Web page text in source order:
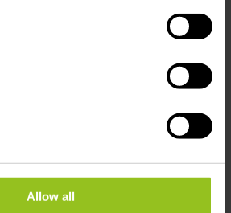
Allow all
+352 83 45 05